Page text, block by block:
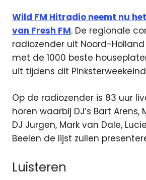
Wild FM Hitradio neemt nu
van Fresh FM. De regionale
radiozender uit Noord-
met de 1000 beste
uit tijdens dit
Op de radiozender is 83 uur
horen waarbij DJ’s Bart Arens,
DJ Jurgen, Mark van Dale,
Beelen de lijst zullen
Luisteren